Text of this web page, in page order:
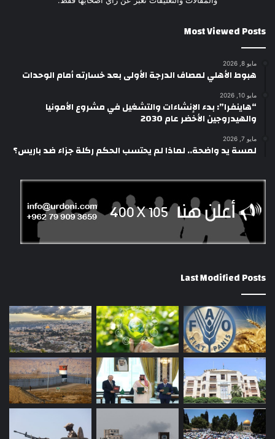
Most Viewed Posts
مايو 8, 2026
هبوط الأهلي لمصاف الدرجة الأولى بعد خسارته أمام الوحدات
مايو 10, 2026
“هاينفرا”: بدء الإنشاءات والتشغيل في مشروع الأمونيا
والهيدروجين الأخضر عام 2030
مايو 7, 2026
لمسة يد واضحة.. لماذا لم يحتسب الحكم ركلة جزاء ضد باريس؟
Last Modified Posts